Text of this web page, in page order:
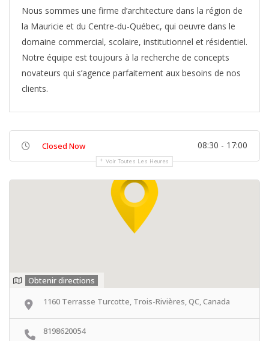
Nous sommes une firme d’architecture dans la région de
la Mauricie et du Centre-du-Québec, qui oeuvre dans le
domaine commercial, scolaire, institutionnel et résidentiel.
Notre équipe est toujours à la recherche de concepts
novateurs qui s’agence parfaitement aux besoins de nos
clients.
Closed Now 08:30 - 17:00
Voir Toutes Les Heures
Obtenir directions
1160 Terrasse Turcotte, Trois-Rivières, QC, Canada
8198620054